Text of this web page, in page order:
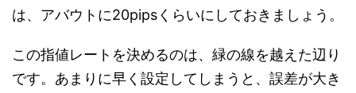
は、アバウトに20pipsくらいにしておきましょう。
この指値レートを決めるのは、緑の線を越えた辺り
です。あまりに早く設定してしまうと、誤差が大き